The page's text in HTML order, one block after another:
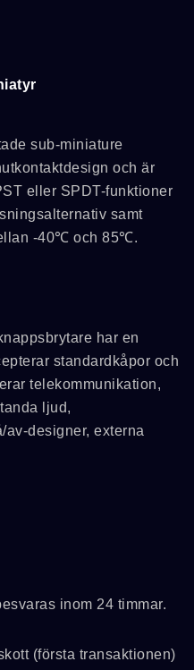
sub-miniature
och är
eller SPDT-funktioner
samt
-40℃ och 85℃.
har en
standardkåpor och
telekommunikation,
ljud,
av-designer, externa
inom 24 timmar.
(första transaktionen)